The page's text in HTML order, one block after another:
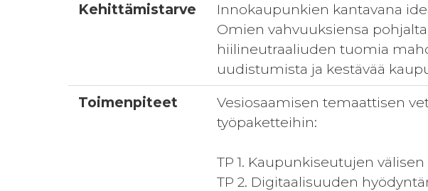
Kehittämistarve
Innokaupunkien kantavana
Omien vahvuuksiensa
hiilineutraaliuden tuomia
uudistumista ja kestävää
Toimenpiteet
Vesiosaamisen temaattisen
työpaketteihin:
TP 1. Kaupunkiseutujen
TP 2. Digitaalisuuden